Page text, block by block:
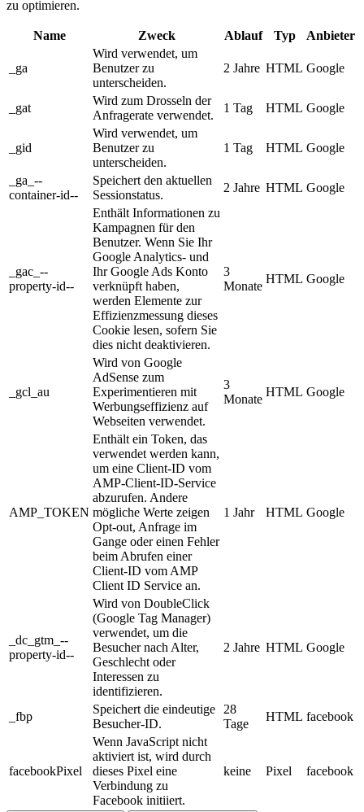
zu optimieren.
Name Zweck Ablauf Typ Anbieter
_ga
Wird verwendet, um
Benutzer zu
unterscheiden.
2 Jahre HTML Google
_gat
Wird zum Drosseln der
Anfragerate verwendet.
1 Tag HTML Google
_gid
Wird verwendet, um
Benutzer zu
unterscheiden.
1 Tag HTML Google
_ga_--
container-id--
Speichert den aktuellen
Sessionstatus.
2 Jahre HTML Google
_gac_--
property-id--
Enthält Informationen zu
Kampagnen für den
Benutzer. Wenn Sie Ihr
Google Analytics- und
Ihr Google Ads Konto
verknüpft haben,
werden Elemente zur
Effizienzmessung dieses
Cookie lesen, sofern Sie
dies nicht deaktivieren.
3
Monate
HTML Google
_gcl_au
Wird von Google
AdSense zum
Experimentieren mit
Werbungseffizienz auf
Webseiten verwendet.
3
Monate
HTML Google
AMP_TOKEN
Enthält ein Token, das
verwendet werden kann,
um eine Client-ID vom
AMP-Client-ID-Service
abzurufen. Andere
mögliche Werte zeigen
Opt-out, Anfrage im
Gange oder einen Fehler
beim Abrufen einer
Client-ID vom AMP
Client ID Service an.
1 Jahr HTML Google
_dc_gtm_--
property-id--
Wird von DoubleClick
(Google Tag Manager)
verwendet, um die
Besucher nach Alter,
Geschlecht oder
Interessen zu
identifizieren.
2 Jahre HTML Google
_fbp
Speichert die eindeutige
Besucher-ID.
28
Tage
HTML facebook
facebookPixel
Wenn JavaScript nicht
aktiviert ist, wird durch
dieses Pixel eine
Verbindung zu
Facebook initiiert.
keine Pixel facebook